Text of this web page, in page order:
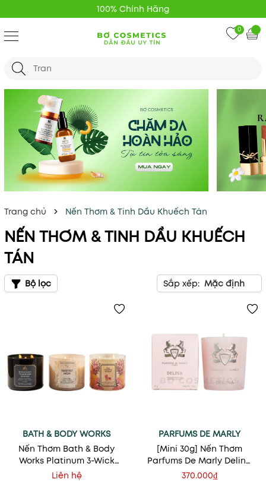
100% Chính Hãng
0
Trang chủ Nến Thơm & Tinh Dầu Khuếch Tán
NẾN THƠM & TINH DẦU KHUẾCH
TÁN
Bộ lọc Sắp xếp: Mặc định
BATH & BODY WORKS
Nến Thơm Bath & Body
Works Platinum 3-Wick
Candle
Liên hệ
PARFUMS DE MARLY
[Mini 30g] Nến Thơm
Parfums De Marly Delina
Scented Candle
370.000₫